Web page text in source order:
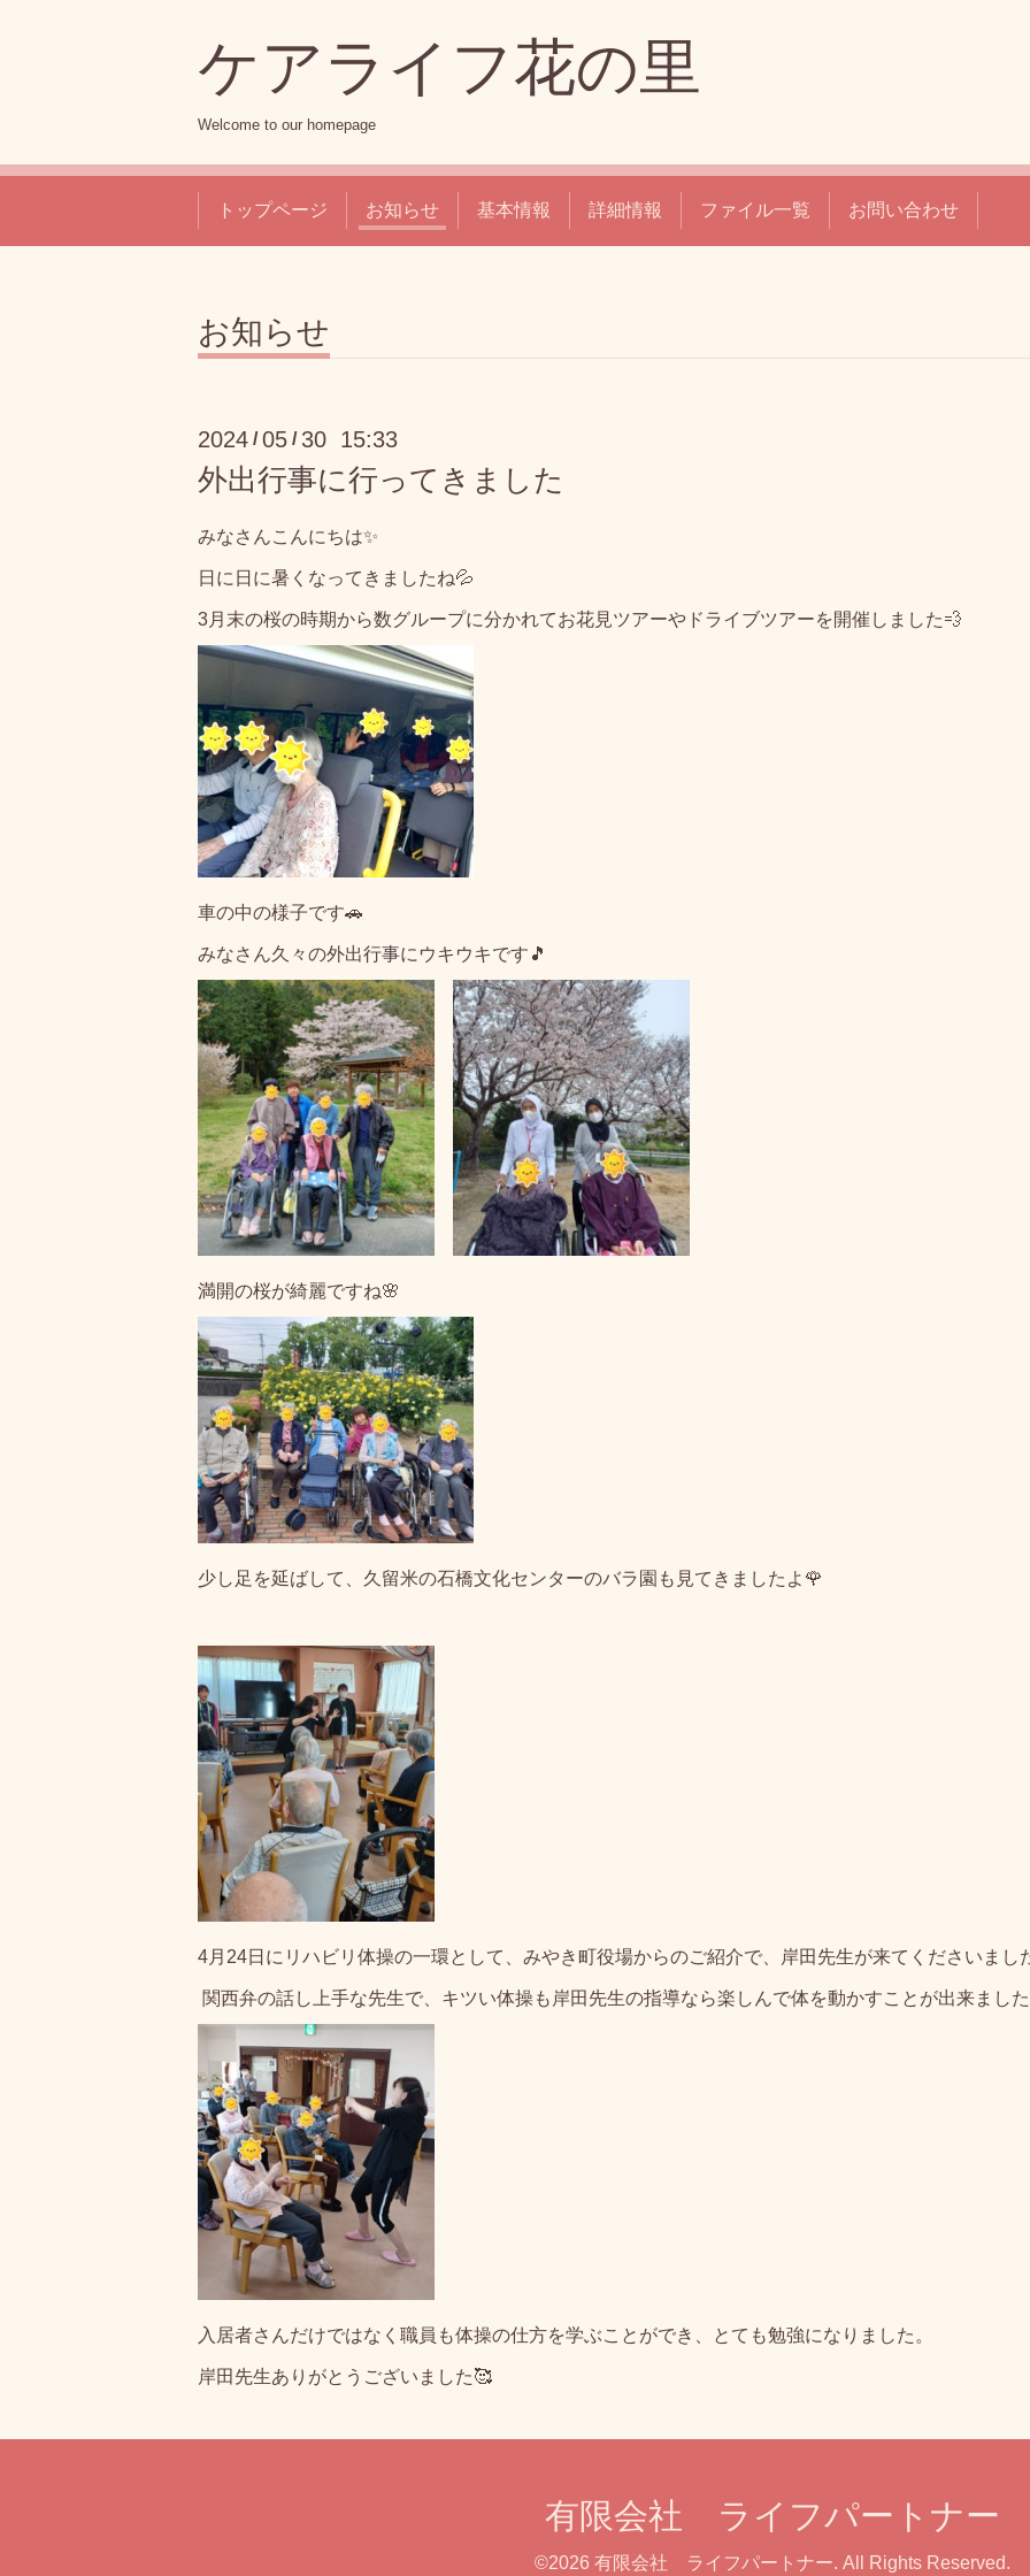
ケアライフ花の里
Welcome to our homepage
トップページ お知らせ 基本情報 詳細情報 ファイル一覧 お問い合わせ
お知らせ
2024 /05 / 30 15:33
外出行事に行ってきました
みなさんこんにちは✨
日に日に暑くなってきましたね💦
3月末の桜の時期から数グループに分かれてお花見ツアーやドライブツアーを開催しました💨
車の中の様子です🚗
みなさん久々の外出行事にウキウキです🎵
満開の桜が綺麗ですね🌸
少し足を延ばして、久留米の石橋文化センターのバラ園も見てきましたよ🌹
4月24日にリハビリ体操の一環として、みやき町役場からのご紹介で、岸田先生が来てくださいまし
関西弁の話し上手な先生で、キツい体操も岸田先生の指導なら楽しんで体を動かすことが出来まし
入居者さんだけではなく職員も体操の仕方を学ぶことができ、とても勉強になりました。
岸田先生ありがとうございました🥰
有限会社 ライフパートナー
©2026 有限会社 ライフパートナー. All Rights Reserved.